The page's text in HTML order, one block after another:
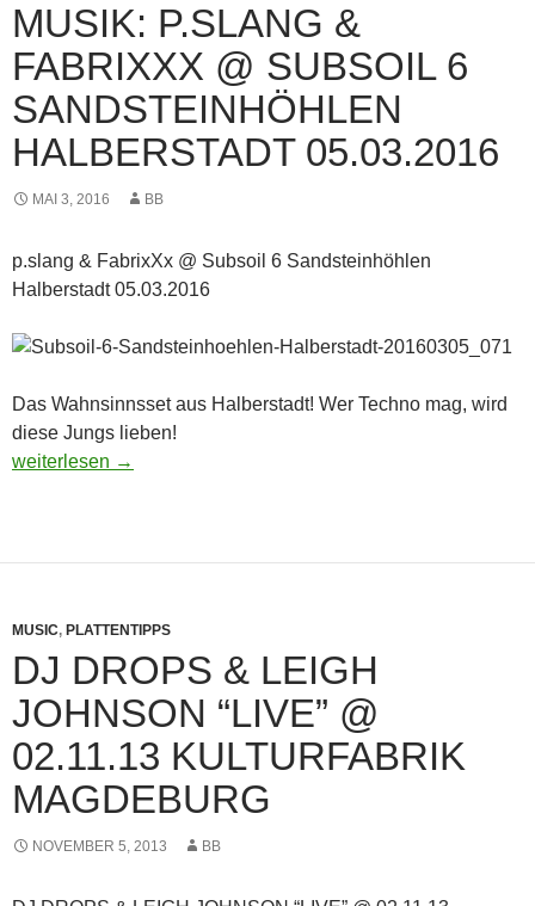
MUSIK: P.SLANG &
FABRIXXX @ SUBSOIL 6
SANDSTEINHÖHLEN
HALBERSTADT 05.03.2016
MAI 3, 2016 BB
p.slang & FabrixXx @ Subsoil 6 Sandsteinhöhlen
Halberstadt 05.03.2016
Das Wahnsinnsset aus Halberstadt! Wer Techno mag, wird
diese Jungs lieben!
Musik: p.slang & FabrixXx @ Subsoil 6 Sandsteinhöhlen
weiterlesen →
MUSIC, PLATTENTIPPS
DJ DROPS & LEIGH
JOHNSON “LIVE” @
02.11.13 KULTURFABRIK
MAGDEBURG
NOVEMBER 5, 2013 BB